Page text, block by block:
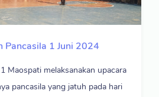
Pancasila 1 Juni 2024
Maospati melaksanakan upacara
pancasila yang jatuh pada hari